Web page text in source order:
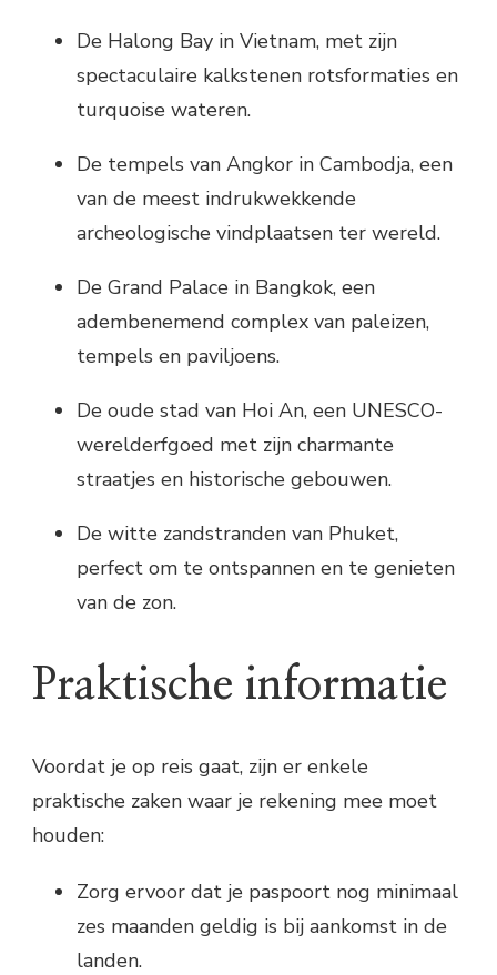
De Halong Bay in Vietnam, met zijn
spectaculaire kalkstenen rotsformaties en
turquoise wateren.
De tempels van Angkor in Cambodja, een
van de meest indrukwekkende
archeologische vindplaatsen ter wereld.
De Grand Palace in Bangkok, een
adembenemend complex van paleizen,
tempels en paviljoens.
De oude stad van Hoi An, een UNESCO-
werelderfgoed met zijn charmante
straatjes en historische gebouwen.
De witte zandstranden van Phuket,
perfect om te ontspannen en te genieten
van de zon.
Praktische informatie
Voordat je op reis gaat, zijn er enkele
praktische zaken waar je rekening mee moet
houden:
Zorg ervoor dat je paspoort nog minimaal
zes maanden geldig is bij aankomst in de
landen.